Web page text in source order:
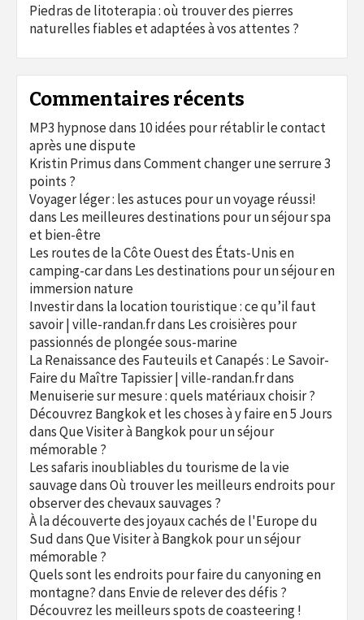
Piedras de litoterapia : où trouver des pierres
naturelles fiables et adaptées à vos attentes ?
Commentaires récents
MP3 hypnosedans 10 idées pour rétablir le contact
après une dispute
Kristin PrimusdansComment changer une serrure 3
points ?
Voyager léger : les astuces pour un voyage réussi!
dans Les meilleures destinations pour un séjour spa
et bien-être
Les routes de la Côte Ouest des États-Unis en
camping-cardans Les destinations pour un séjour en
immersion nature
Investir dans la location touristique : ce qu’il faut
savoir | ville-randan.frdans Les croisières pour
passionnés de plongée sous-marine
La Renaissance des Fauteuils et Canapés : Le Savoir-
Faire du Maître Tapissier | ville-randan.frdans
Menuiserie sur mesure : quels matériaux choisir ?
Découvrez Bangkok et les choses à y faire en 5 Jours
dansQue Visiter à Bangkok pour un séjour
mémorable ?
Les safaris inoubliables du tourisme de la vie
sauvagedansOù trouver les meilleurs endroits pour
observer des chevaux sauvages ?
À la découverte des joyaux cachés de l'Europe du
SuddansQue Visiter à Bangkok pour un séjour
mémorable ?
Quels sont les endroits pour faire du canyoning en
montagne?dans Envie de relever des défis ?
Découvrez les meilleurs spots de coasteering !